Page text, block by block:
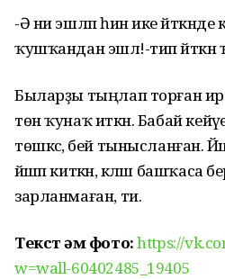
-Ә ни эшләп һин ике
ҡушҡандан эшлә!-тип
Быларҙы тыңлап торған
төн ҡунаҡ иткән. Бабай
төшкәс, әбей тынысланған.
йәшәп киткән, кәләш башҡаса
зарланмаған, ти.
Текст һәм фото:https://
w=wall-60402485_19405